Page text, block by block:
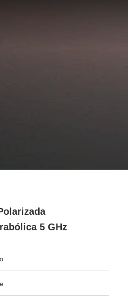
5 GHz